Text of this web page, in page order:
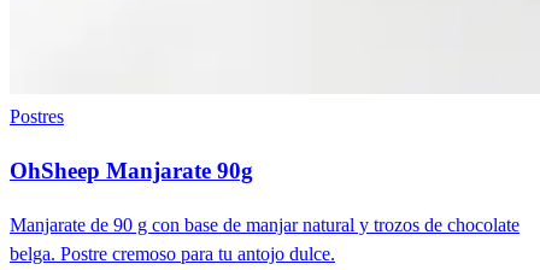
Postres
OhSheep Manjarate 90g
Manjarate de 90 g con base de manjar natural y trozos de chocolate
belga. Postre cremoso para tu antojo dulce.